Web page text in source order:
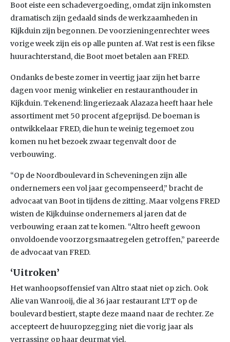
Boot eiste een schadevergoeding, omdat zijn inkomsten
dramatisch zijn gedaald sinds de werkzaamheden in
Kijkduin zijn begonnen. De voorzieningenrechter wees
vorige week zijn eis op alle punten af. Wat rest is een fikse
huurachterstand, die Boot moet betalen aan FRED.
Ondanks de beste zomer in veertig jaar zijn het barre
dagen voor menig winkelier en restauranthouder in
Kijkduin. Tekenend: lingeriezaak Alazaza heeft haar hele
assortiment met 50 procent afgeprijsd. De boeman is
ontwikkelaar FRED, die hun te weinig tegemoet zou
komen nu het bezoek zwaar tegenvalt door de
verbouwing.
“Op de Noordboulevard in Scheveningen zijn alle
ondernemers een vol jaar gecompenseerd,” bracht de
advocaat van Boot in tijdens de zitting. Maar volgens FRED
wisten de Kijkduinse ondernemers al jaren dat de
verbouwing eraan zat te komen. “Altro heeft gewoon
onvoldoende voorzorgsmaatregelen getroffen,” pareerde
de advocaat van FRED.
‘Uitroken’
Het wanhoopsoffensief van Altro staat niet op zich. Ook
Alie van Wanrooij, die al 36 jaar restaurant LTT op de
boulevard bestiert, stapte deze maand naar de rechter. Ze
accepteert de huuropzegging niet die vorig jaar als
verrassing op haar deurmat viel.